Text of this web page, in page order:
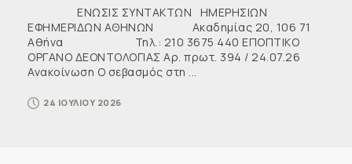
ΕΝΩΣΙΣ ΣΥΝΤΑΚΤΩΝ ΗΜΕΡΗΣΙΩΝ
ΕΦΗΜΕΡΙΔΩΝ ΑΘΗΝΩΝ Ακαδημίας 20, 106 71
Αθήνα Τηλ.: 210 3675 440 ΕΠΟΠΤΙΚΟ
ΟΡΓΑΝΟ ΔΕΟΝΤΟΛΟΓΙΑΣ Αρ. πρωτ. 394 / 24.07.26
Ανακοίνωση Ο σεβασμός στη ...
24 ΙΟΥΛΙΟΥ 2026